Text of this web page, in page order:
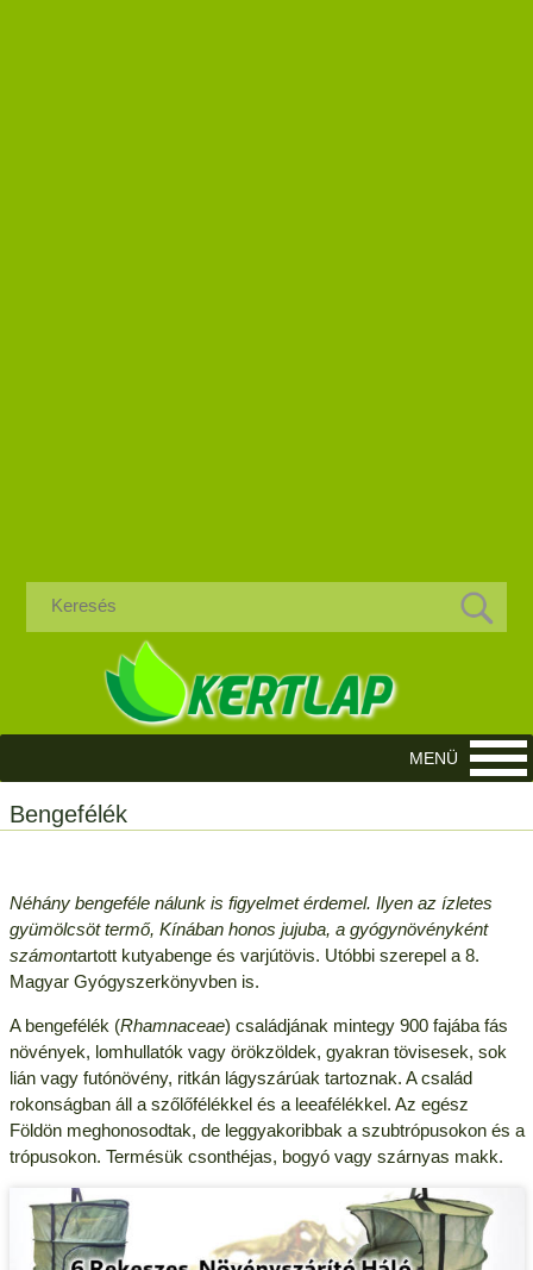
Bengefélék
Néhány bengeféle nálunk is figyelmet érdemel. Ilyen az ízletes
gyümölcsöt termő, Kínában honos jujuba, a gyógynövényként
számontartott kutyabenge és varjútövis. Utóbbi szerepel a 8.
Magyar Gyógyszerkönyvben is.
A bengefélék (Rhamnaceae) családjának mintegy 900 fajába fás
növények, lomhullatók vagy örökzöldek, gyakran tövisesek, sok
lián vagy futónövény, ritkán lágyszárúak tartoznak. A család
rokonságban áll a szőlőfélékkel és a leeafélékkel. Az egész
Földön meghonosodtak, de leggyakoribbak a szubtrópusokon és a
trópusokon. Termésük csonthéjas, bogyó vagy szárnyas makk.